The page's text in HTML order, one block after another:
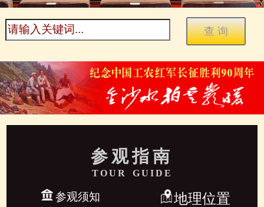
参观指南
TOUR GUIDE
参观须知 地理位置